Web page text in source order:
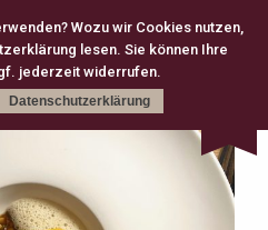
moderne Klassik (75)
Wozu wir Cookies nutzen,
lesen. Sie können Ihre
jederzeit widerrufen.
Datenschutzerklärung